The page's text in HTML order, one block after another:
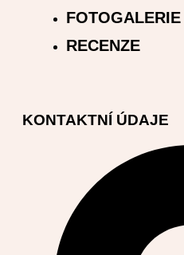
FOTOGALERIE
RECENZE
KONTAKTNÍ ÚDAJE